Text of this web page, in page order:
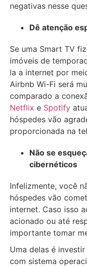
negativas nesse
Dê atenção
Se uma Smart TV
imóveis de
la a internet por
Airbnb Wi-Fi será
comparado a
Netflix e Spotify
hóspedes vão
proporcionada na
Não se
cibernéticos
Infelizmente, você
hóspedes vão
internet. Caso isso
acionado ou até
importante tomar
Uma delas é
com sistema